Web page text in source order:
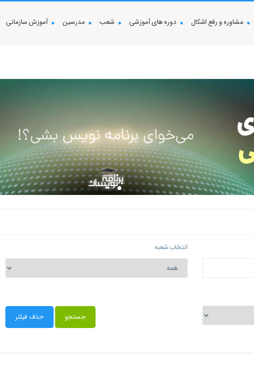
مشاوره و رفع اشکال دوره های آموزشی شعب مدرسین آموزش سازمانی
انتخاب شعبه
جستجو حذف فیلتر